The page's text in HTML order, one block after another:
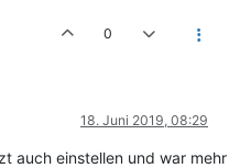
0
18. Juni 2019, 08:29
auch einstellen und war mehr